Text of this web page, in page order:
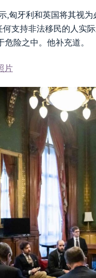
匈牙利和英国将其视为
支持非法移民的人实
险之中。他补充道。
片